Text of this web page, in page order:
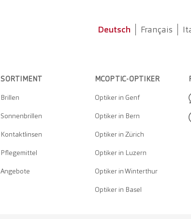
Deutsch Français
SORTIMENT
Brillen
Sonnenbrillen
Kontaktlinsen
Pflegemittel
Angebote
MCOPTIC-OPTIKER
Optiker in Genf
Optiker in Bern
Optiker in Zürich
Optiker in Luzern
Optiker in Winterthur
Optiker in Basel